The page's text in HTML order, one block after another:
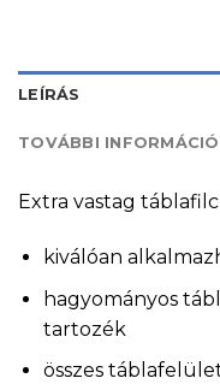
LEÍRÁS
TOVÁBBI
Extra vastag
kiválóan
hagyományos
tartozék
összes